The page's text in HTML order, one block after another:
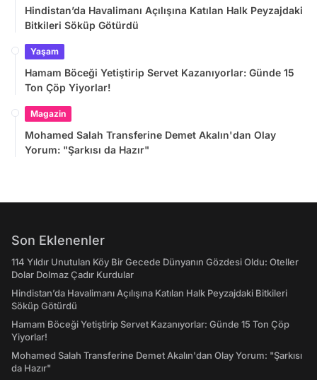
Hindistan’da Havalimanı Açılışına Katılan Halk Peyzajdaki
Bitkileri Söküp Götürdü
Yaşam
Hamam Böceği Yetiştirip Servet Kazanıyorlar: Günde 15
Ton Çöp Yiyorlar!
Magazin
Mohamed Salah Transferine Demet Akalın'dan Olay
Yorum: "Şarkısı da Hazır"
Son Eklenenler
114 Yıldır Unutulan Köy Bir Gecede Dünyanın Gözdesi Oldu: Oteller
Dolar Dolmaz Çadır Kurdular
Hindistan’da Havalimanı Açılışına Katılan Halk Peyzajdaki Bitkileri
Söküp Götürdü
Hamam Böceği Yetiştirip Servet Kazanıyorlar: Günde 15 Ton Çöp
Yiyorlar!
Mohamed Salah Transferine Demet Akalın'dan Olay Yorum: "Şarkısı
da Hazır"